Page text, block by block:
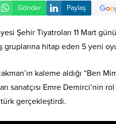
Gönder Paylaş
Şehir Tiyatroları 11 Mart
gruplarına hitap eden 5 yeni
kaleme aldığı “Ben
sanatçısı Emre Demirci’nin
gerçekleştirdi.